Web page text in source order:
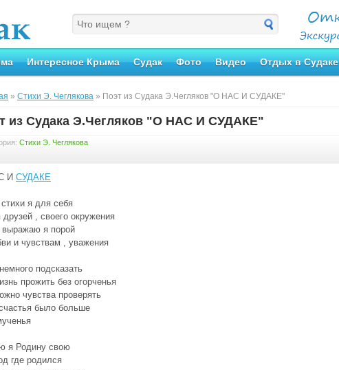
Интересное Крыма Судак Фото Видео Отдых в Судаке
» Стихи Э. Чеглякова » Поэт из Судака Э.Чегляков "О НАС И СУДАКЕ"
из Судака Э.Чегляков "О НАС И СУДАКЕ"
Стихи Э. Чеглякова
И СУДАКЕ
я для себя
, своего окружения
выражаю я порой
и чувствам , уважения
подсказать
прожить без огорченья
чувства проверять
было больше
я Родину свою
где родился